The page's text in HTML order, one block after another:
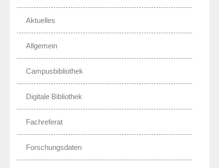
Aktuelles
Allgemein
Campusbibliothek
Digitale Bibliothek
Fachreferat
Forschungsdaten